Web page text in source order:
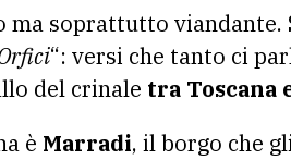
ma soprattutto
“: versi che tanto ci
del crinale tra Toscana
è Marradi, il borgo che